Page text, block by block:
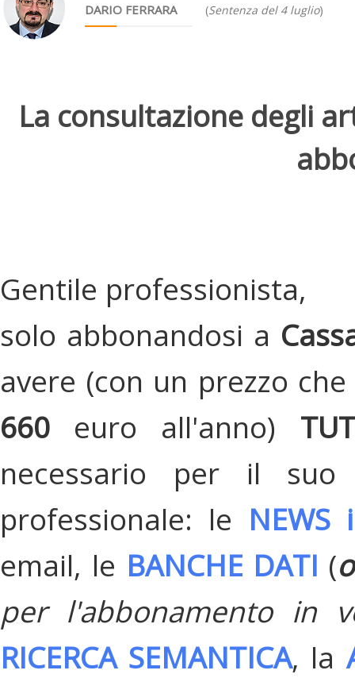
DARIO FERRARA (Sentenza del 4 luglio)
La consultazione degli
Gentile professionista,
solo abbonandosi a
avere (con un prezzo
660 euro all'anno)
necessario per il suo
professionale: le
email, le BANCHE DATI (
per l'abbonamento in
RICERCA SEMANTICA, la